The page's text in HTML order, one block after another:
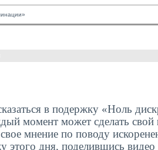
в подержку «Ноль
момент может сделать свой
мнение по поводу
дня, поделившись